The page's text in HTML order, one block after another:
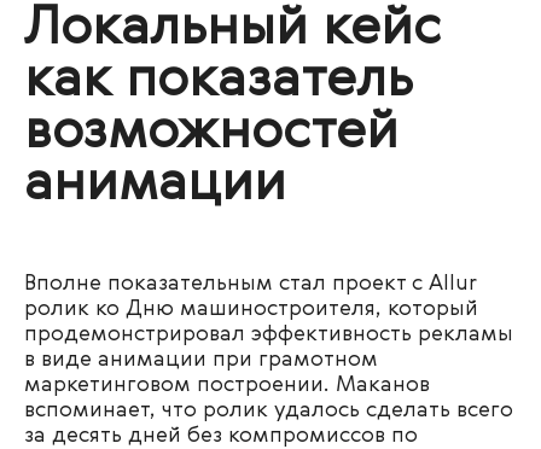
Локальный кейс
как показатель
возможностей
анимации
Вполне показательным стал проект с Allur
ролик ко Дню машиностроителя, который
продемонстрировал эффективность рекламы
в виде анимации при грамотном
маркетинговом построении. Маканов
вспоминает, что ролик удалось сделать всего
за десять дней без компромиссов по